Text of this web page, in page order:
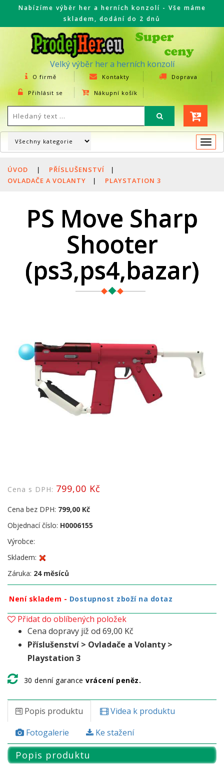
Nabízíme výběr her a herních konzolí - Vše máme
skladem, dodání do 2 dnů
Velký výběr her a herních konzolí
O firmě Kontakty Doprava
Přihlásit se Nákupní košík
ÚVOD | PŘÍSLUŠENSTVÍ
|
OVLADAČE A VOLANTY
| PLAYSTATION 3
PS Move Sharp
Shooter
(ps3,ps4,bazar)
Cena s DPH: 799,00 Kč
Cena bez DPH: 799,00 Kč
Objednací číslo: H0006155
Výrobce:
Skladem:
Záruka: 24 měsíců
Není skladem - Dostupnost zboží na dotaz
Přidat do oblíbených položek
Cena dopravy již od 69,00 Kč
Příslušenství > Ovladače a Volanty >
Playstation 3
30 denní garance vrácení peněz.
Popis produktu
Videa k produktu
Fotogalerie
Ke stažení
Popis produktu